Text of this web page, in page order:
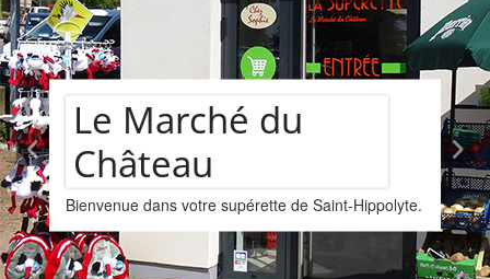
Assortiment de
vins